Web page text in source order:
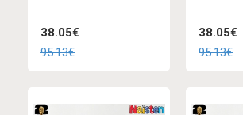
38.05€
95.13€
38.05€
95.13€